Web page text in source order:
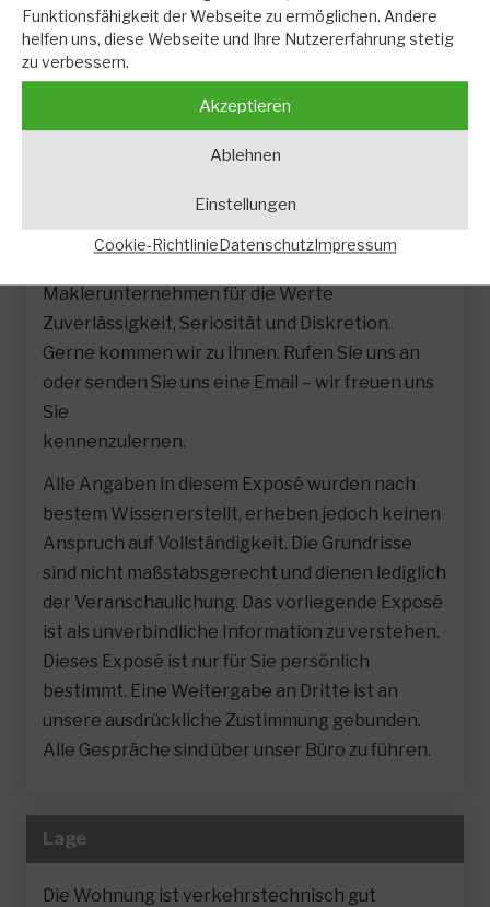
Funktionsfähigkeit der Webseite zu ermöglichen. Andere
helfen uns, diese Webseite und Ihre Nutzererfahrung stetig
zu verbessern.
Akzeptieren
Ablehnen
Einstellungen
Cookie-Richtlinie DatenschutzImpressum
Unser Service für Sie als Eigentümer: Ihre
Immobilie bewerten wir gern entsprechend
dem aktuellen
Marktwert, eine auf Ihr Objekt angepasste
Verkaufs-/Vermietstrategie entwickeln wir und
Ihnen bis zum erfolgreichen Verkauf bzw.
Vermietung und darüber hinaus zur Verfügung.
Maklerunternehmen für die Werte
Zuverlässigkeit, Seriosität und Diskretion.
Gerne kommen wir zu Ihnen. Rufen Sie uns an
oder senden Sie uns eine Email – wir freuen uns
Sie
kennenzulernen.
Alle Angaben in diesem Exposé wurden nach
bestem Wissen erstellt, erheben jedoch keinen
Anspruch auf Vollständigkeit. Die Grundrisse
sind nicht maßstabsgerecht und dienen lediglich
der Veranschaulichung. Das vorliegende Exposé
ist als unverbindliche Information zu verstehen.
Dieses Exposé ist nur für Sie persönlich
bestimmt. Eine Weitergabe an Dritte ist an
unsere ausdrückliche Zustimmung gebunden.
Alle Gespräche sind über unser Büro zu führen.
Lage
Die Wohnung ist verkehrstechnisch gut